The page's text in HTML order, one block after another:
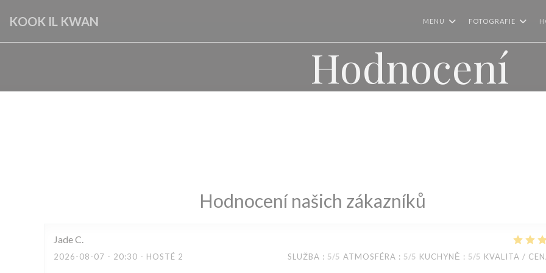
KOOK IL KWAN MENU FOTOGRAFIE
Hodnocení
Hodnocení našich zákazníků
JadeC
2026-08-07 - 20:30 - HOSTÉ 2 SLUŽBA : 5/5 ATMOSFÉRA : 5/5 KUCHYNĚ : 5/5 KVALITA /